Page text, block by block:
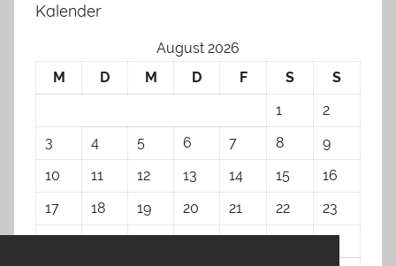
Kalender
August 2026
M
D M D F S
S
1
2
3
4 5 6 7 8
9
10
11 12 13 14 15
16
17
18 19 20 21 22
23
24
25 26 27 28 29
30